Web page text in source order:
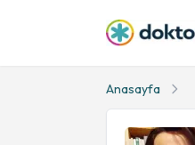
Anasayfa